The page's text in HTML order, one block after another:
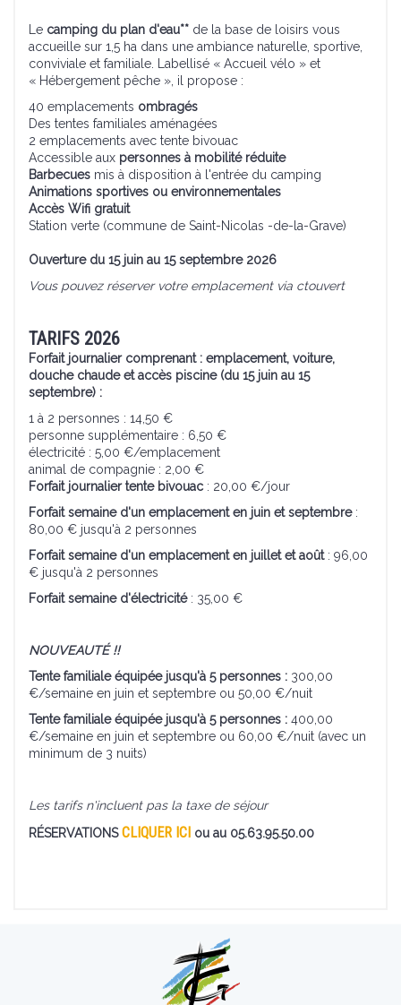
Le camping du plan d'eau** de la base de loisirs vous
accueille sur 1,5 ha dans une ambiance naturelle, sportive,
conviviale et familiale. Labellisé « Accueil vélo » et
« Hébergement pêche », il propose :
40 emplacements ombragés
Des tentes familiales aménagées
2 emplacements avec tente bivouac
Accessible aux personnes à mobilité réduite
Barbecues mis à disposition à l'entrée du camping
Animations sportives ou environnementales
Accès Wifi gratuit
Station verte (commune de Saint-Nicolas -de-la-Grave)
Ouverture du 15 juin au 15 septembre 2026
Vous pouvez réserver votre emplacement via ctouvert
TARIFS 2026
Forfait journalier comprenant : emplacement, voiture,
douche chaude et accès piscine (du 15 juin au 15
septembre) :
1 à 2 personnes : 14,50 €
personne supplémentaire : 6,50 €
électricité : 5,00 €/emplacement
animal de compagnie : 2,00 €
Forfait journalier tente bivouac: 20,00 €/jour
Forfait semaine d'un emplacement en juin et septembre :
80,00 € jusqu'à 2 personnes
Forfait semaine d'un emplacement en juillet et août : 96,00
€ jusqu'à 2 personnes
Forfait semaine d'électricité: 35,00 €
NOUVEAUTÉ !!
Tente familiale équipée jusqu'à 5 personnes : 300,00
€/semaine en juin et septembre ou 50,00 €/nuit
Tente familiale équipée jusqu'à 5 personnes : 400,00
€/semaine en juin et septembre ou 60,00 €/nuit (avec un
minimum de 3 nuits)
Les tarifs n'incluent pas la taxe de séjour
RÉSERVATIONSCLIQUER ICI ou au 05.63.95.50.00